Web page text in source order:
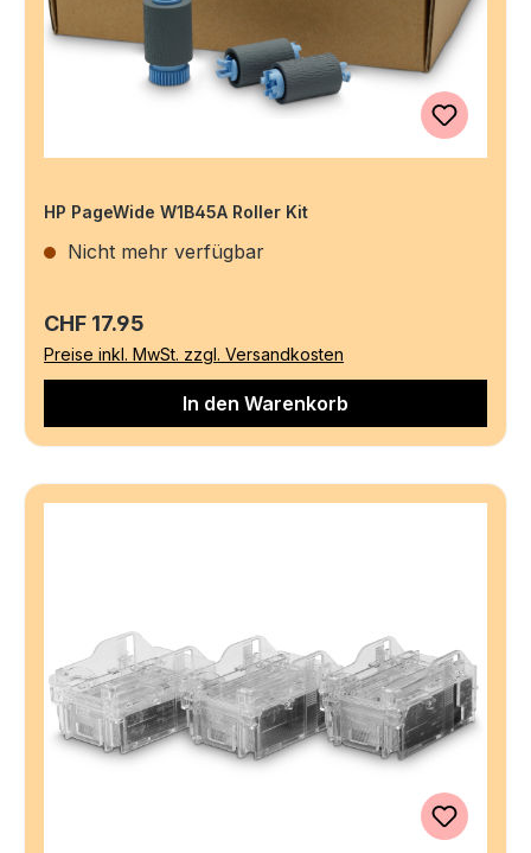
HP PageWide W1B45A Roller Kit
Nicht mehr verfügbar
Regulärer Preis:
CHF 17.95
Preise inkl. MwSt. zzgl. Versandkosten
In den Warenkorb